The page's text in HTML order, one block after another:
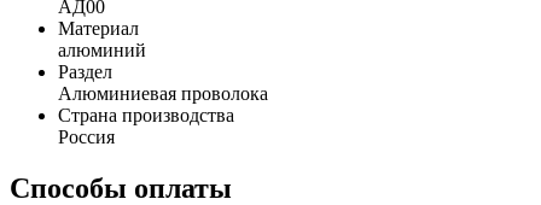
АД00
Материал
алюминий
Раздел
Алюминиевая проволока
Страна производства
Россия
Способы оплаты